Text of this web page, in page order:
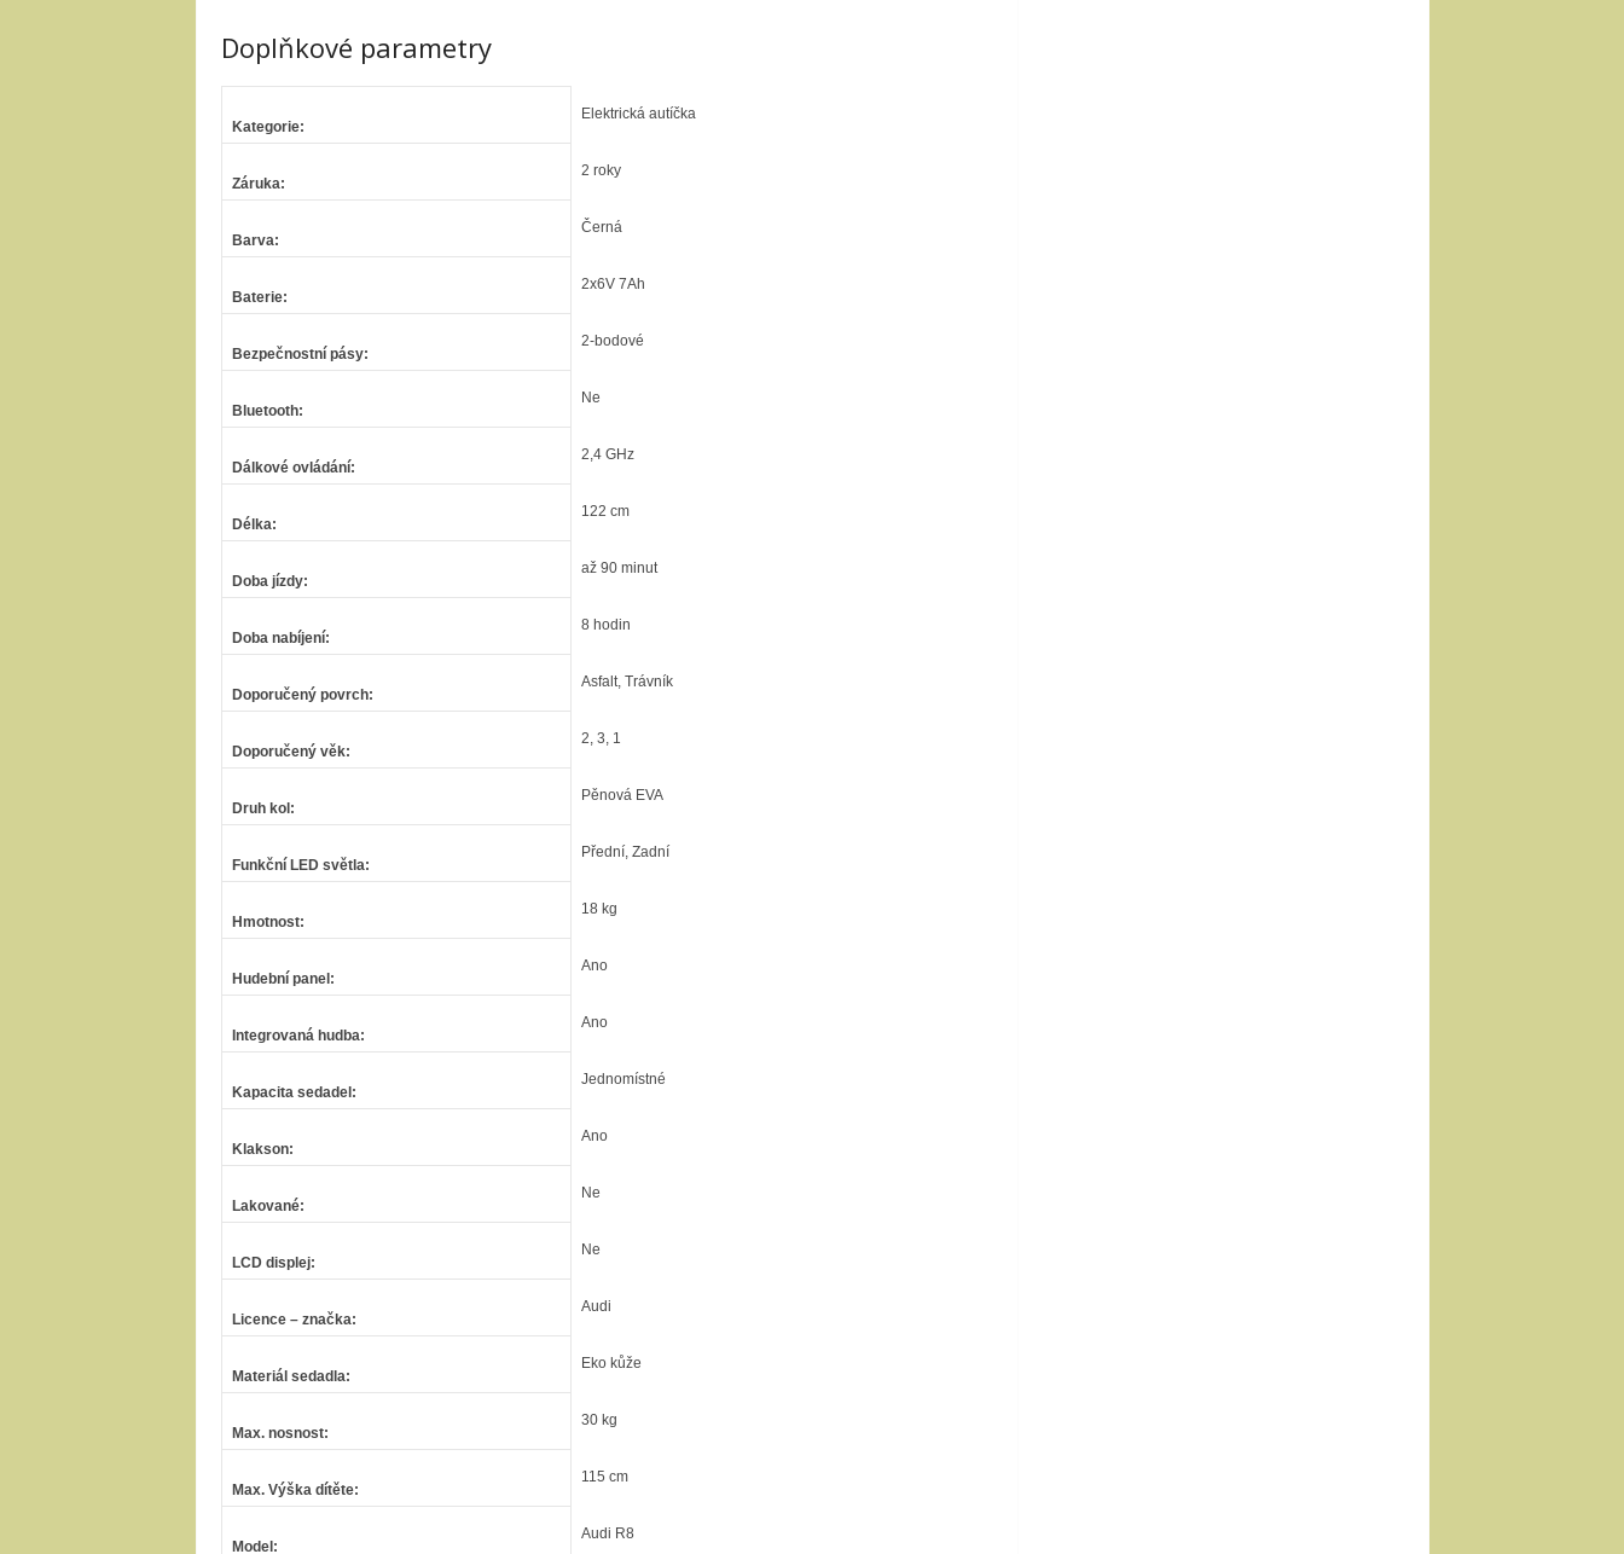
Doplňkové parametry
Kategorie:
Elektrická autíčka
Záruka:
2 roky
Barva:
Černá
Baterie:
2x6V 7Ah
Bezpečnostní pásy:
2-bodové
Bluetooth:
Ne
Dálkové ovládání:
2,4 GHz
Délka:
122 cm
Doba jízdy:
až 90 minut
Doba nabíjení:
8 hodin
Doporučený povrch:
Asfalt, Trávník
Doporučený věk:
2, 3, 1
Druh kol :
Pěnová EVA
Funkční LED světla:
Přední, Zadní
Hmotnost:
18 kg
Hudební panel :
Ano
Integrovaná hudba:
Ano
Kapacita sedadel :
Jednomístné
Klakson:
Ano
Lakované:
Ne
LCD displej:
Ne
Licence – značka:
Audi
Materiál sedadla:
Eko kůže
Max. nosnost:
30 kg
Max. Výška dítěte:
115 cm
Model :
Audi R8